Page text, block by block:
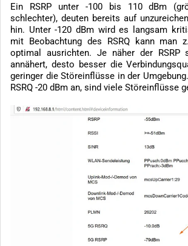
Ein RSRP unter -100 bis 110 dBm
schlechter), deuten bereits auf
hin. Unter -120 dBm wird es langsam
mit Beobachtung des RSRQ kann man
optimal ausrichten. Je näher der RSRP
annähert, desto besser die
geringer die Störeinflüsse in der
RSRQ -20 dBm an, sind viele Störeinflüsse